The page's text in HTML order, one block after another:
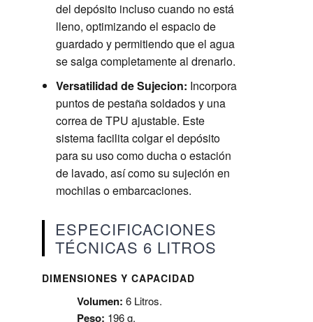
del depósito incluso cuando no está
lleno, optimizando el espacio de
guardado y permitiendo que el agua
se salga completamente al drenarlo.
Versatilidad de Sujecion: Incorpora
puntos de pestaña soldados y una
correa de TPU ajustable. Este
sistema facilita colgar el depósito
para su uso como ducha o estación
de lavado, así como su sujeción en
mochilas o embarcaciones.
ESPECIFICACIONES
TÉCNICAS 6 LITROS
DIMENSIONES Y CAPACIDAD
Volumen: 6 Litros.
Peso: 196 g.